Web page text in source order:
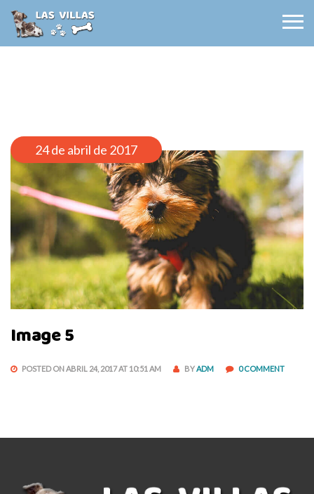
24 de abril de 2017
Image 5
POSTED ON ABRIL 24, 2017 AT 10:51 AM BYADM 0 COMMENT